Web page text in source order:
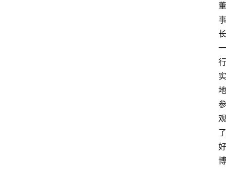
董
事
长
一
行
实
地
参
观
了
好
博